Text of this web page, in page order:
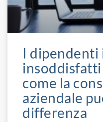
I dipendenti
insoddisfatti
come la
aziendale
differenza